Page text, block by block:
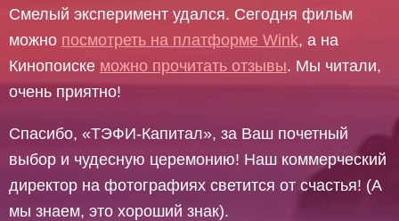
Смелый эксперимент удался. Сегодня фильм
можно посмотреть на платформе Wink, а на
Кинопоиске можно прочитать отзывы. Мы читали,
очень приятно!
Спасибо, «ТЭФИ-Капитал», за Ваш почетный
выбор и чудесную церемонию! Наш коммерческий
директор на фотографиях светится от счастья! (А
мы знаем, это хороший знак).